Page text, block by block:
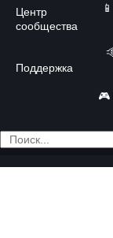
Центр
сообщества
Поддержка
📱
🎮